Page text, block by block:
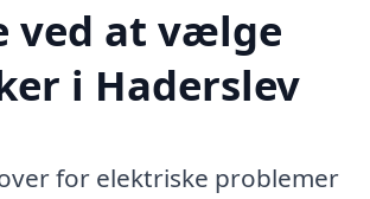
ved at vælge
i Haderslev
for elektriske problemer